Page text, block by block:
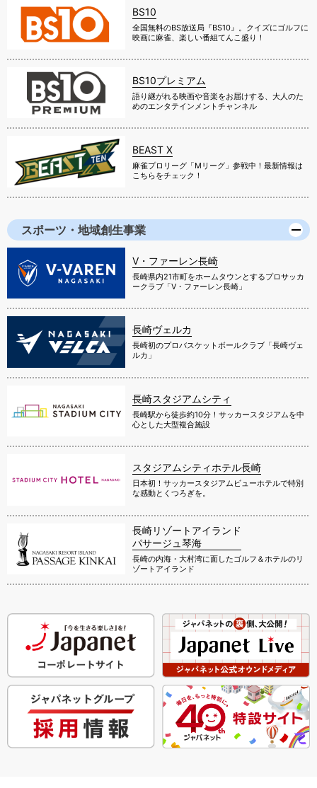
BS10
全国無料のBS放送局『BS10』。クイズにゴルフに
映画に麻雀、楽しい番組てんこ盛り！
BS10プレミアム
語り継がれる映画や音楽をお届けする、大人のた
めのエンタテインメントチャンネル
BEAST X
麻雀プロリーグ「Mリーグ」参戦中！最新情報は
こちらをチェック！
スポーツ・地域創生事業
V・ファーレン長崎
長崎県内21市町をホームタウンとするプロサッカ
ークラブ「V・ファーレン長崎」
長崎ヴェルカ
長崎初のプロバスケットボールクラブ「長崎ヴェ
ルカ」
長崎スタジアムシティ
長崎駅から徒歩約10分！サッカースタジアムを中
心とした大型複合施設
スタジアムシティホテル長崎
日本初！サッカースタジアムビューホテルで特別
な感動とくつろぎを。
長崎リゾートアイランド
パサージュ琴海
長崎の内海・大村湾に面したゴルフ＆ホテルのリ
ゾートアイランド